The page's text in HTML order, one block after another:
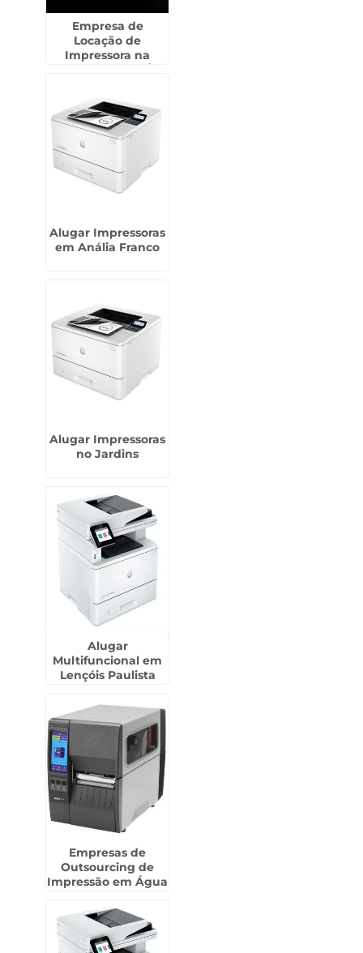
Empresa de
Locação de
Impressora na
Alugar Impressoras
em Anália Franco
Alugar Impressoras
no Jardins
Alugar
Multifuncional em
Lençóis Paulista
Empresas de
Outsourcing de
Impressão em Água